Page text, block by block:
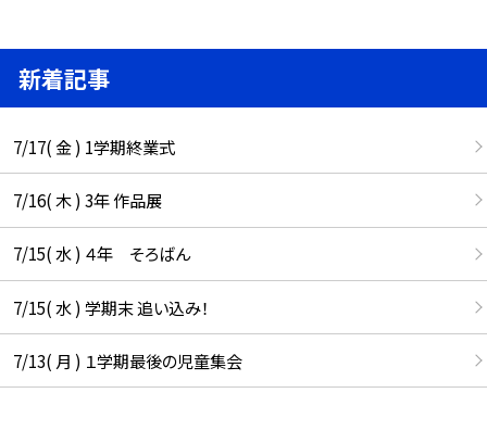
新着記事
7/17( 金 ) 1学期終業式
7/16( 木 ) 3年 作品展
7/15( 水 ) ４年 そろばん
7/15( 水 ) 学期末 追い込み！
7/13( 月 ) １学期最後の児童集会